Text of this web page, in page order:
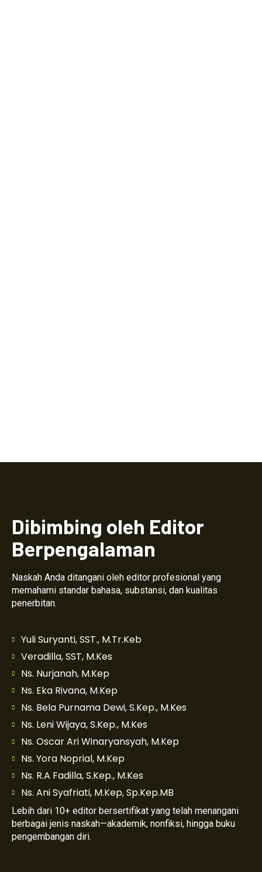
Dibimbing oleh Editor
Berpengalaman
Naskah Anda ditangani oleh editor profesional yang
memahami standar bahasa, substansi, dan kualitas
penerbitan.
Yuli Suryanti, SST., M.Tr.Keb
Veradilla, SST, M.Kes
Ns. Nurjanah, M.Kep
Ns. Eka Rivana, M.Kep
Ns. Bela Purnama Dewi, S.Kep., M.Kes
Ns. Leni Wijaya, S.Kep., M.Kes
Ns. Oscar Ari Winaryansyah, M.Kep
Ns. Yora Noprial, M.Kep
Ns. R.A Fadilla, S.Kep., M.Kes
Ns. Ani Syafriati, M.Kep, Sp.Kep.MB
Lebih dari 10+ editor bersertifikat yang telah menangani
berbagai jenis naskah—akademik, nonfiksi, hingga buku
pengembangan diri.